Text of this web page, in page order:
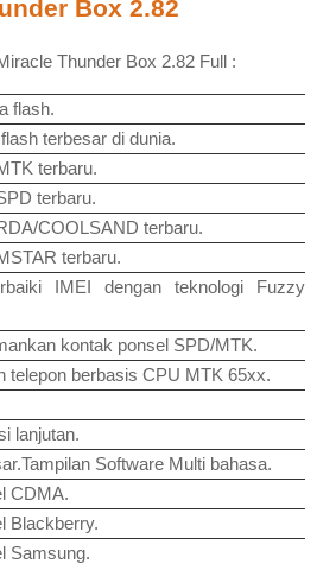
Box 2.82
Thunder Box 2.82 Full :
flash.
terbesar di dunia.
terbaru.
terbaru.
COOLSAND terbaru.
terbaru.
IMEI dengan teknologi Fuzzy
kontak ponsel SPD/MTK.
telepon berbasis CPU MTK 65xx.
lanjutan.
Software Multi bahasa.
CDMA.
Blackberry.
Samsung.